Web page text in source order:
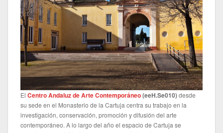
El Centro Andaluz de Arte Contemporáneo(eeH.Se010)desde
su sede en el Monasterio de la Cartuja centra su trabajo en la
investigación, conservación, promoción y difusión del arte
contemporáneo. A lo largo del año el espacio de Cartuja se